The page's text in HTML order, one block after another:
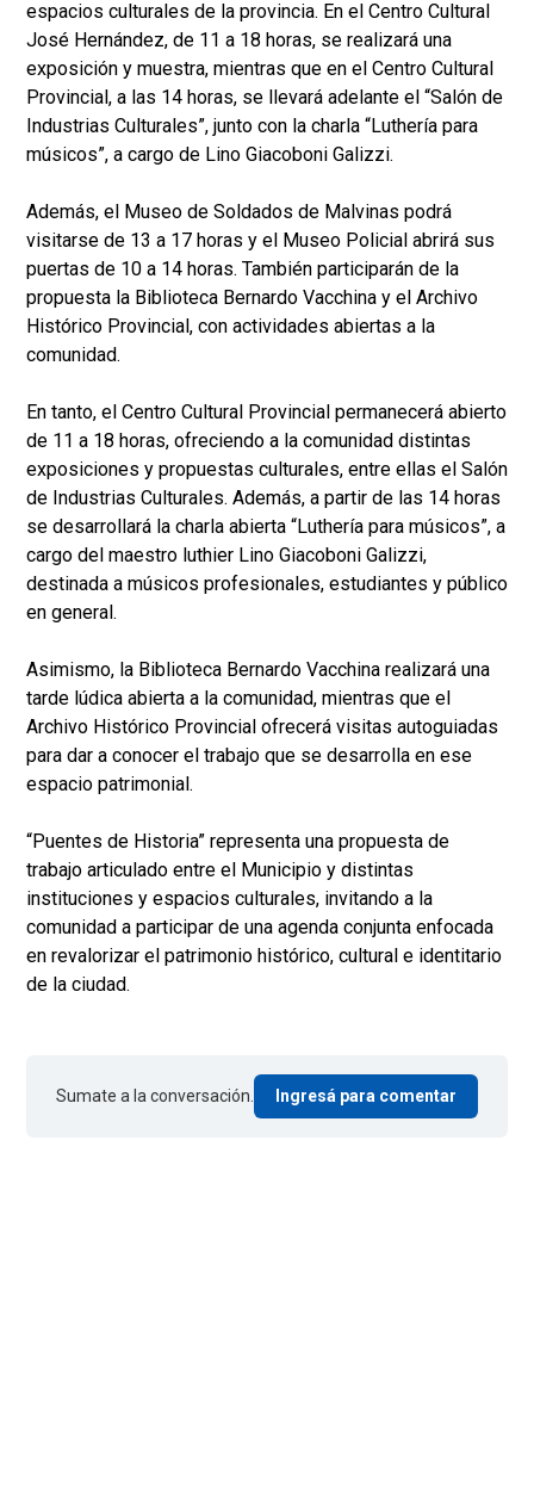
espacios culturales de la provincia. En el Centro Cultural
José Hernández, de 11 a 18 horas, se realizará una
exposición y muestra, mientras que en el Centro Cultural
Provincial, a las 14 horas, se llevará adelante el “Salón de
Industrias Culturales”, junto con la charla “Luthería para
músicos”, a cargo de Lino Giacoboni Galizzi.
Además, el Museo de Soldados de Malvinas podrá
visitarse de 13 a 17 horas y el Museo Policial abrirá sus
puertas de 10 a 14 horas. También participarán de la
propuesta la Biblioteca Bernardo Vacchina y el Archivo
Histórico Provincial, con actividades abiertas a la
comunidad.
En tanto, el Centro Cultural Provincial permanecerá abierto
de 11 a 18 horas, ofreciendo a la comunidad distintas
exposiciones y propuestas culturales, entre ellas el Salón
de Industrias Culturales. Además, a partir de las 14 horas
se desarrollará la charla abierta “Luthería para músicos”, a
cargo del maestro luthier Lino Giacoboni Galizzi,
destinada a músicos profesionales, estudiantes y público
en general.
Asimismo, la Biblioteca Bernardo Vacchina realizará una
tarde lúdica abierta a la comunidad, mientras que el
Archivo Histórico Provincial ofrecerá visitas autoguiadas
para dar a conocer el trabajo que se desarrolla en ese
espacio patrimonial.
“Puentes de Historia” representa una propuesta de
trabajo articulado entre el Municipio y distintas
instituciones y espacios culturales, invitando a la
comunidad a participar de una agenda conjunta enfocada
en revalorizar el patrimonio histórico, cultural e identitario
de la ciudad.
Sumate a la conversación. Ingresá para comentar